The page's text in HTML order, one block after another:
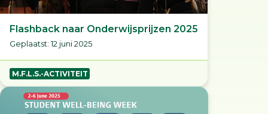
Flashback naar Onderwijsprijzen 2025
Geplaatst: 12 juni 2025
M.F.L.S.-ACTIVITEIT